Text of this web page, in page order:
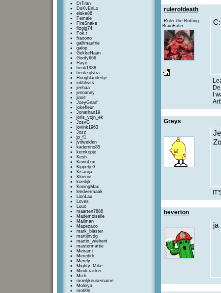
DrTran
DsKvEnLo
elske86
Female
FireSnake
fizgig74
Fok.r
fraxono
gallimaufrie
galop
GekkeHaan
Goofy666
Haye_
henk1988
henkzijlstra
Hooghlandertje
inkblisss
jeehaa
jennaney
jinxit
JoeyGnarf
jokefleur
Jonathan19
joris_vojn_ek
JosvG
jovink1963
Jozz
jp_f1
jvdweiden
kaderrino85
kernkopje
Kesh
KevinLux
Kippetje3
Kisanija
Kloenie
koedijk
KoningMax
leedvermaak
LionLau
Loves
Luux
maarten7888
Mademoiselle
Mailman
Mapezaxo
mark_blaster
martijnvdg
martin_wielrent
mastermattie
Meirami
Meredith
Merely
Mighty_Mike
Mindcracker
Mizh
moeiljkeusername
Molniya
moti0n
rulerofdeath
Ruler the Rotting-
BrainEater
I
Greys
beverton
ja